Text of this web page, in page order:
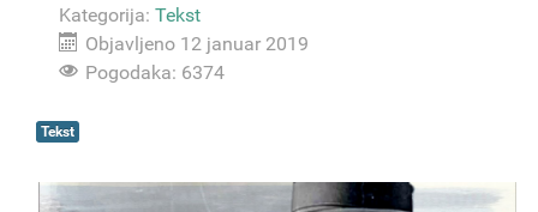
Kategorija: Tekst
Objavljeno 12 januar 2019
Pogodaka: 6374
Tekst